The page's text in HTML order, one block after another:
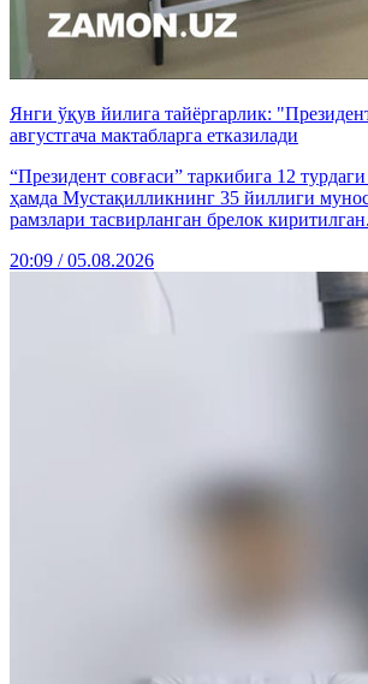
Янги ўқув йилига тайёргарлик:
августгача мактабларга етказилади
“Президент совғаси” таркибига 12
ҳамда Мустақилликнинг 35 йиллиги
рамзлари тасвирланган брелок киритилган.
20:09 / 05.08.2026